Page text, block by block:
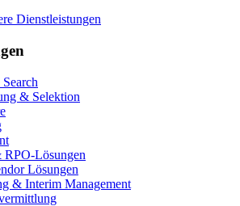
Dienstleistungen
& Selektion
RPO-Lösungen
Lösungen
& Interim Management